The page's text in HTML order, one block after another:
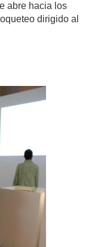
abre hacia los
dirigido al